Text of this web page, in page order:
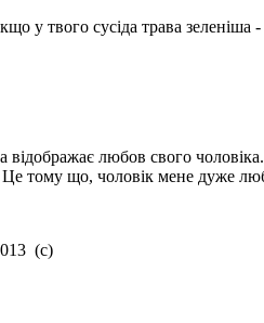
у твого сусіда трава
любов свого
Це тому що, чоловік мене дуже
(с)